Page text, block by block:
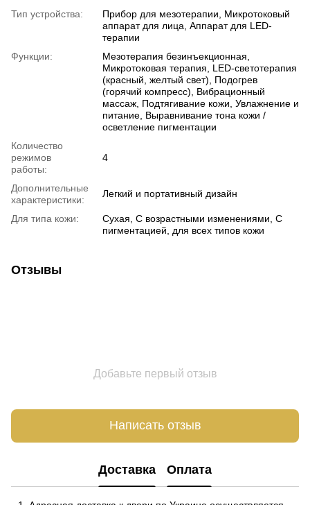
Тип устройства:
Прибор для мезотерапии, Микротоковый
аппарат для лица, Аппарат для LED-
терапии
Функции:
Мезотерапия безинъекционная,
Микротоковая терапия, LED-светотерапия
(красный, желтый свет), Подогрев
(горячий компресс), Вибрационный
массаж, Подтягивание кожи, Увлажнение и
питание, Выравнивание тона кожи /
осветление пигментации
Количество
режимов
работы:
4
Дополнительные
характеристики:
Легкий и портативный дизайн
Для типа кожи:
Сухая, С возрастными изменениями, С
пигментацией, для всех типов кожи
Отзывы
Добавьте первый отзыв
Написать отзыв
Доставка Оплата